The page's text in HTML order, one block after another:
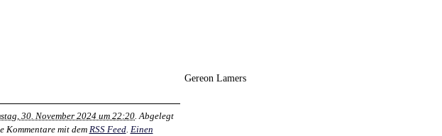
Gereon Lamers
30. November 2024 um 22:20 . Abgelegt
Kommentare mit dem RSS Feed. Einen